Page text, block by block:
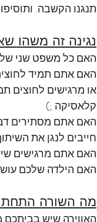
תנגנו הקשבה.
נגינה זה משהו
האם כל משפט שני
האם אתם תמיד
או מרגישים לחוצים
קלאסיקה ;)
האם אתם מסתירים
חייבים לנגן את
האם אתם מרגישים
האם הילדה שלכם
מה השורה